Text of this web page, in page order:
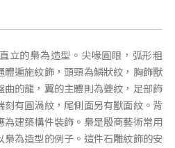
立的梟為造型。尖喙圓眼，弧形粗
遍施紋飾，頭頸為鱗狀紋，胸飾獸
的龍，翼的主體則為夔紋，足部飾
有圓渦紋，尾側面另有獸面紋。背
建築構件裝飾。梟是殷商藝術常用
為造型的例子。這件石雕紋飾的安